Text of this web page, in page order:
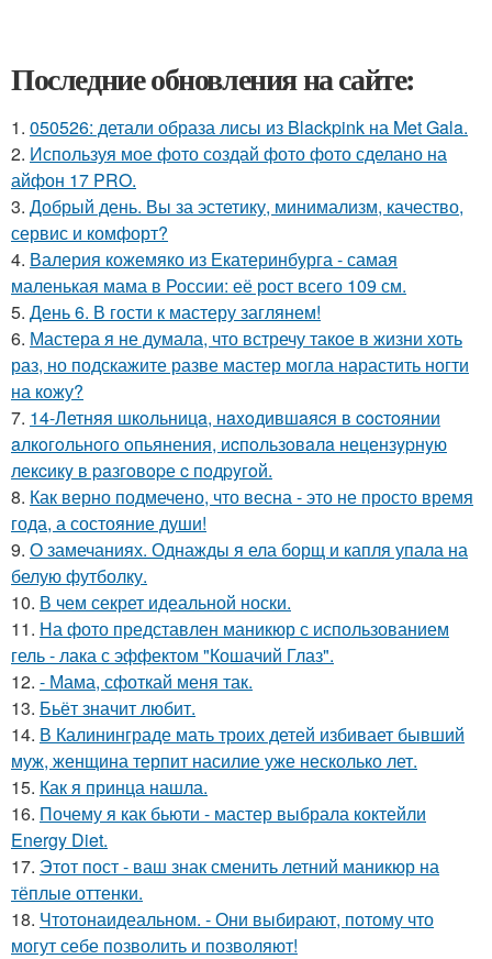
Последние обновления на сайте:
1. 050526: детали образа лисы из Blackpink на Met Gala.
2. Используя мое фото создай фото фото сделано на
айфон 17 PRO.
3. Добрый день. Вы за эстетику, минимализм, качество,
сервис и комфорт?
4. Валерия кожемяко из Екатеринбурга - самая
маленькая мама в России: её рост всего 109 см.
5. День 6. В гости к мастеру заглянем!
6. Мастера я не думала, что встречу такое в жизни хоть
раз, но подскажите разве мастер могла нарастить ногти
на кожу?
7. 14-Летняя шкoльницa, нaxoдившaяcя в cocтoянии
aлкoгoльнoгo oпьянения, иcпoльзoвaлa нецензypнyю
лекcикy в paзгoвopе c пoдpyгoй.
8. Как верно подмечено, что весна - это не просто время
года, а состояние души!
9. О замечаниях. Однажды я ела борщ и капля упала на
белую футболку.
10. В чем секрет идеальной носки.
11. На фото представлен маникюр с использованием
гель - лака с эффектом "Кошачий Глаз".
12. - Мама, сфоткай меня так.
13. Бьёт значит любит.
14. В Калининграде мать троих детей избивает бывший
муж, женщина терпит насилие уже несколько лет.
15. Как я принца нашла.
16. Почему я как бьюти - мастер выбрала коктейли
Energy Diet.
17. Этот пост - ваш знак сменить летний маникюр на
тёплые оттенки.
18. Чтотонаидеальном. - Они выбирают, потому что
могут себе позволить и позволяют!